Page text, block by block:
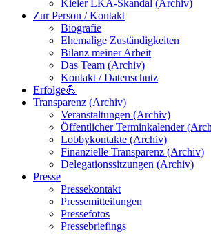
Kieler LKA-Skandal (Archiv)
Zur Person / Kontakt
Biografie
Ehemalige Zuständigkeiten
Bilanz meiner Arbeit
Das Team (Archiv)
Kontakt / Datenschutz
Erfolge💪
Transparenz (Archiv)
Veranstaltungen (Archiv)
Öffentlicher Terminkalender
Lobbykontakte (Archiv)
Finanzielle Transparenz (Archiv)
Delegationssitzungen (Archiv)
Presse
Pressekontakt
Pressemitteilungen
Pressefotos
Pressebriefings